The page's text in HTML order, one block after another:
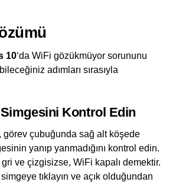
10‘da WiFi gözükmüyor sorununu
adımları sırasıyla
Simgesini Kontrol Edin
görev çubuğunda sağ alt köşede
yanıp yanmadığını kontrol edin.
ve çizgisizse, WiFi kapalı demektir.
tıklayın ve açık olduğundan